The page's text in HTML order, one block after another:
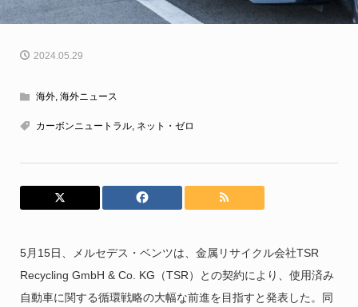
2024.05.29
海外, 海外ニュース
カーボンニュートラル, ネット・ゼロ
5月15日、メルセデス・ベンツは、金属リサイクル会社TSR
Recycling GmbH & Co. KG（TSR）との契約により、使用済み
自動車に関する循環戦略の大幅な前進を目指すと発表した。同